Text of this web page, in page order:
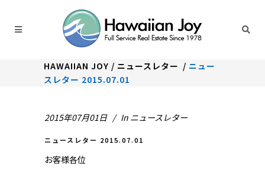
HAWAIIAN JOY / ニュースレター / ニュー
スレター 2015.07.01
2015年07月01日 In ニュースレター
ニュースレター 2015.07.01
お客様各位